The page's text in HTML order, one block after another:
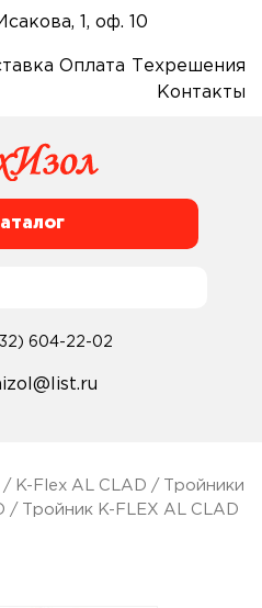
1, оф. 10
Оплата
Техрешения
Контакты
604-22-02
K-Flex AL CLAD /
Тройники
/ Тройник K-FLEX AL CLAD